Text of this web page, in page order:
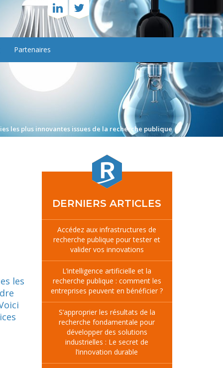
Partenaires
les plus innovantes issues de la recherche publique
les
DERNIERS ARTICLES
Accédez aux infrastructures de
recherche publique pour tester et
valider vos innovations
L’intelligence artificielle et la
recherche publique : comment les
entreprises peuvent en bénéficier ?
S’approprier les résultats de la
recherche fondamentale pour
développer des solutions
industrielles : Le secret de
l’innovation durable